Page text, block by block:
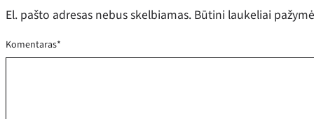
El. pašto adresas nebus skelbiamas. Būtini laukeliai
Komentaras*